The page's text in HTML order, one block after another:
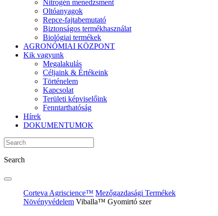
Nitrogén menedzsment
Oltóanyagok
Repce-fajtabemutató
Biztonságos termékhasználat
Biológiai termékek
AGRONÓMIAI KÖZPONT
Kik vagyunk
Megalakulás
Céljaink & Értékeink
Történelem
Kapcsolat
Területi képviselőink
Fenntarthatóság
Hírek
DOKUMENTUMOK
Search
Corteva Agriscience™ Mezőgazdasági Termékek
Növényvédelem Viballa™ Gyomirtó szer